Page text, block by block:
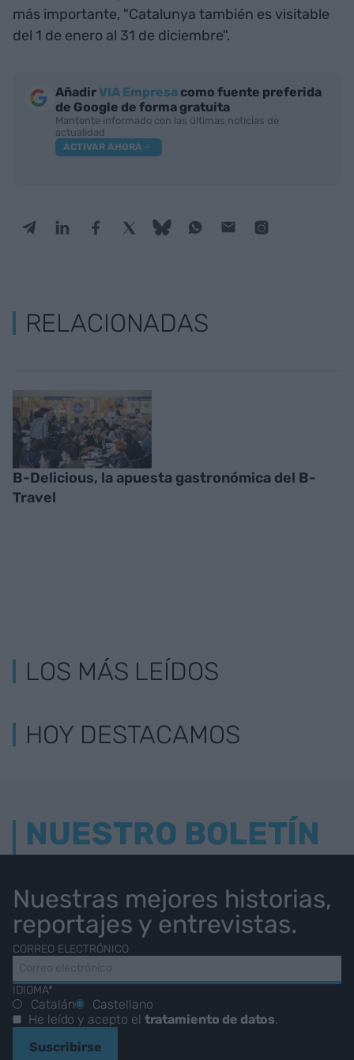
más importante, "Catalunya también es visitable
del 1 de enero al 31 de diciembre".
AñadirVIA Empresa como fuente preferida
de Google de forma gratuita
Mantente informado con las últimas noticias de
actualidad
ACTIVAR AHORA
RELACIONADAS
B-Delicious, la apuesta gastronómica del B-
Travel
LOS MÁS LEÍDOS
HOY DESTACAMOS
NUESTRO BOLETÍN
Nuestras mejores historias,
reportajes y entrevistas.
CORREO ELECTRÓNICO
IDIOMA*
Catalán
Castellano
He leído y acepto el tratamiento de datos
Suscribirse